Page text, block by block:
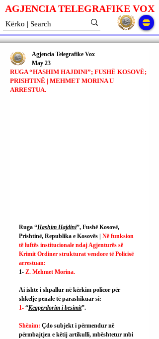
AGJENCIA TELEGRAFIKE VOX
RUGA “HASHIM HAJDINI”; FUSHË KOSOVË;
PRISHTINË | MEHMET MORINA U
ARRESTUA.
Agjencia Telegrafike Vox
May 23
Ruga “Hashim Hajdini”, Fushë Kosovë,
Prishtinë, Republika e Kosovës | Në funksion
të luftës institucionale ndaj Agjenturës së
Krimit Ordiner strukturat vendore të Policisë
arrestuan:
1- Z. Mehmet Morina.
Ai ishte i shpallur në kërkim policor për
shkelje penale të parashikuar si:
1- “Keqpërdorim i besimit”.
Shënim: Çdo subjekt i përmendur në
përmbajtjen e këtij artikulli, mbështetur mbi